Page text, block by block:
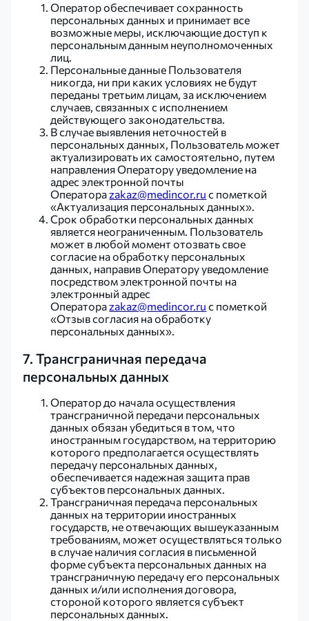
Оператор обеспечивает сохранность
персональных данных и принимает все
возможные меры, исключающие доступ к
персональным данным неуполномоченных
лиц.
Персональные данные Пользователя
никогда, ни при каких условиях не будут
переданы третьим лицам, за исключением
случаев, связанных с исполнением
действующего законодательства.
В случае выявления неточностей в
персональных данных, Пользователь может
актуализировать их самостоятельно, путем
направления Оператору уведомление на
адрес электронной почты
Оператораzakaz@medincor.ru с пометкой
«Актуализация персональных данных».
Срок обработки персональных данных
является неограниченным. Пользователь
может в любой момент отозвать свое
согласие на обработку персональных
данных, направив Оператору уведомление
посредством электронной почты на
электронный адрес
Оператораzakaz@medincor.ru с пометкой
«Отзыв согласия на обработку
персональных данных».
7. Трансграничная передача
персональных данных
Оператор до начала осуществления
трансграничной передачи персональных
данных обязан убедиться в том, что
иностранным государством, на территорию
которого предполагается осуществлять
передачу персональных данных,
обеспечивается надежная защита прав
субъектов персональных данных.
Трансграничная передача персональных
данных на территории иностранных
государств, не отвечающих вышеуказанным
требованиям, может осуществляться только
в случае наличия согласия в письменной
форме субъекта персональных данных на
трансграничную передачу его персональных
данных и/или исполнения договора,
стороной которого является субъект
персональных данных.